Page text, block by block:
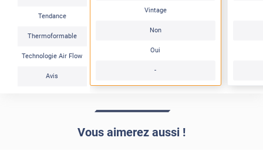
Tendance
Thermoformable
Technologie Air Flow
Avis
Vintage
Non
Oui
-
Vous aimerez aussi !